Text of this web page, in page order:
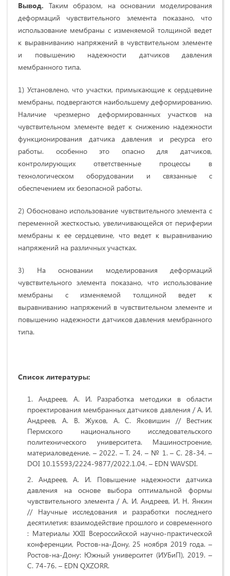
Вывод. Таким образом, на основании моделирования
деформаций чувствительного элемента показано, что
использование мембраны с изменяемой толщиной ведет
к выравниванию напряжений в чувствительном элементе
и повышению надежности датчиков давления
мембранного типа.
1) Установлено, что участки, примыкающие к сердцевине
мембраны, подвергаются наибольшему деформированию.
Наличие чрезмерно деформированных участков на
чувствительном элементе ведет к снижению надежности
функционирования датчика давления и ресурса его
работы. особенно это опасно для датчиков,
контролирующих ответственные процессы в
технологическом оборудовании и связанные с
обеспечением их безопасной работы.
2) Обосновано использование чувствительного элемента с
переменной жесткостью, увеличивающейся от периферии
мембраны к ее сердцевине, что ведет к выравниванию
напряжений на различных участках.
3) На основании моделирования деформаций
чувствительного элемента показано, что использование
мембраны с изменяемой толщиной ведет к
выравниванию напряжений в чувствительном элементе и
повышению надежности датчиков давления мембранного
типа.
Список литературы:
Андреев, А. И. Разработка методики в области
проектирования мембранных датчиков давления / А. И.
Андреев, А. В. Жуков, А. С. Яковишин // Вестник
Пермского национального исследовательского
политехнического университета. Машиностроение,
материаловедение. – 2022. – Т. 24. – № 1. – С. 28-34. –
DOI 10.15593/2224-9877/2022.1.04. – EDN WAVSDI.
Андреев, А. И. Повышение надежности датчика
давления на основе выбора оптимальной формы
чувствительного элемента / А. И. Андреев, И. Н. Янкин
// Научные исследования и разработки последнего
десятилетия: взаимодействие прошлого и современного
: Материалы XXII Всероссийской научно-практической
конференции, Ростов-на-Дону, 25 ноября 2019 года. –
Ростов-на-Дону: Южный университет (ИУБиП), 2019. –
С. 74-76. – EDN QXZORR.